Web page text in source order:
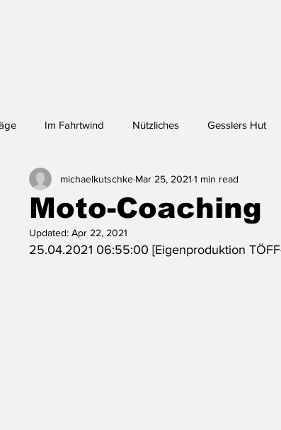
Im Fahrtwind Nützliches Gesslers Hut
- Lhasa
Moto-Coaching
michaelkutschke Mar 25, 2021 1 min read
Updated: Apr 22, 2021
25.04.2021 06:55:00 [Eigenproduktion